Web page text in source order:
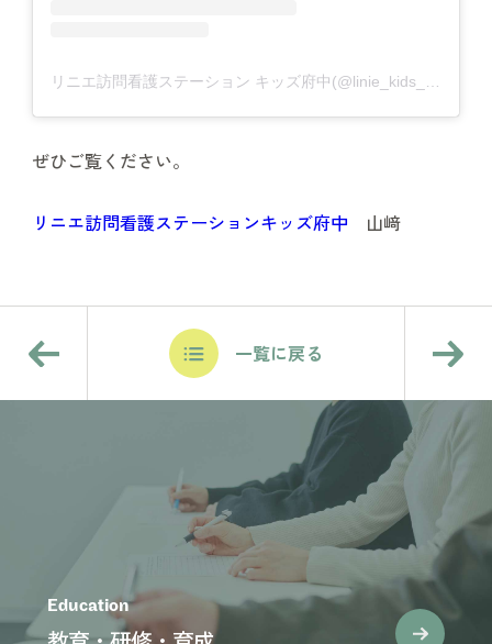
ぜひご覧ください。
リニエ訪問看護ステーションキッズ府中 山﨑
一覧に戻る
Education